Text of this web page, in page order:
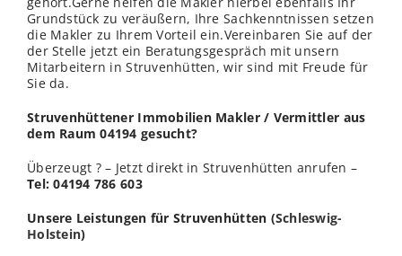
Grundstück zu veräußern, Ihre Sachkenntnissen setzen
die Makler zu Ihrem Vorteil ein.Vereinbaren Sie auf der
der Stelle jetzt ein Beratungsgespräch mit unsern
Mitarbeitern in Struvenhütten, wir sind mit Freude für
Sie da.
Struvenhüttener Immobilien Makler / Vermittler aus
dem Raum 04194 gesucht?
Überzeugt ? – Jetzt direkt in Struvenhütten anrufen –
Tel: 04194 786 603
Unsere Leistungen für Struvenhütten (Schleswig-
Holstein)